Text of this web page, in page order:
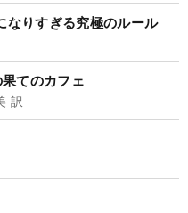
りすぎる究極のルール
てのカフェ
訳